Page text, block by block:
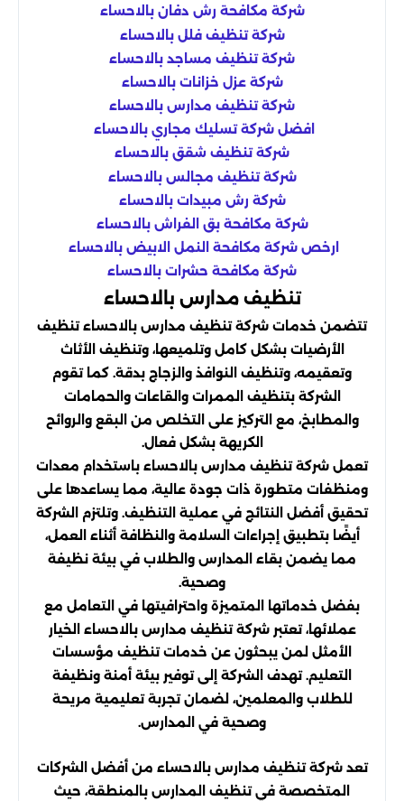
شركة مكافحة رش دفان بالاحساء
شركة تنظيف فلل بالاحساء
شركة تنظيف مساجد بالاحساء
شركة عزل خزانات بالاحساء
شركة تنظيف مدارس بالاحساء
افضل شركة تسليك مجاري بالاحساء
شركة تنظيف شقق بالاحساء
شركة تنظيف مجالس بالاحساء
شركة رش مبيدات بالاحساء
شركة مكافحة بق الفراش بالاحساء
ارخص شركة مكافحة النمل الابيض بالاحساء
شركة مكافحة حشرات بالاحساء
تنظيف مدارس بالاحساء
تتضمن خدمات شركة تنظيف مدارس بالاحساء تنظيف
الأرضيات بشكل كامل وتلميعها، وتنظيف الأثاث
وتعقيمه، وتنظيف النوافذ والزجاج بدقة. كما تقوم
الشركة بتنظيف الممرات والقاعات والحمامات
والمطابخ، مع التركيز على التخلص من البقع والروائح
الكريهة بشكل فعال.
تعمل شركة تنظيف مدارس بالاحساء باستخدام معدات
ومنظفات متطورة ذات جودة عالية، مما يساعدها على
تحقيق أفضل النتائج في عملية التنظيف. وتلتزم الشركة
أيضًا بتطبيق إجراءات السلامة والنظافة أثناء العمل،
مما يضمن بقاء المدارس والطلاب في بيئة نظيفة
وصحية.
بفضل خدماتها المتميزة واحترافيتها في التعامل مع
عملائها، تعتبر شركة تنظيف مدارس بالاحساء الخيار
الأمثل لمن يبحثون عن خدمات تنظيف مؤسسات
التعليم. تهدف الشركة إلى توفير بيئة أمنة ونظيفة
للطلاب والمعلمين، لضمان تجربة تعليمية مريحة
وصحية في المدارس.
تعد شركة تنظيف مدارس بالاحساء من أفضل الشركات
المتخصصة في تنظيف المدارس بالمنطقة، حيث